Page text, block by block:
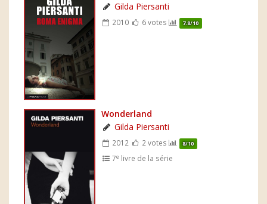
Gilda Piersanti
2010 6 votes 7.8/10
Wonderland
Gilda Piersanti
2012 2 votes 8/10
7e livre de la série